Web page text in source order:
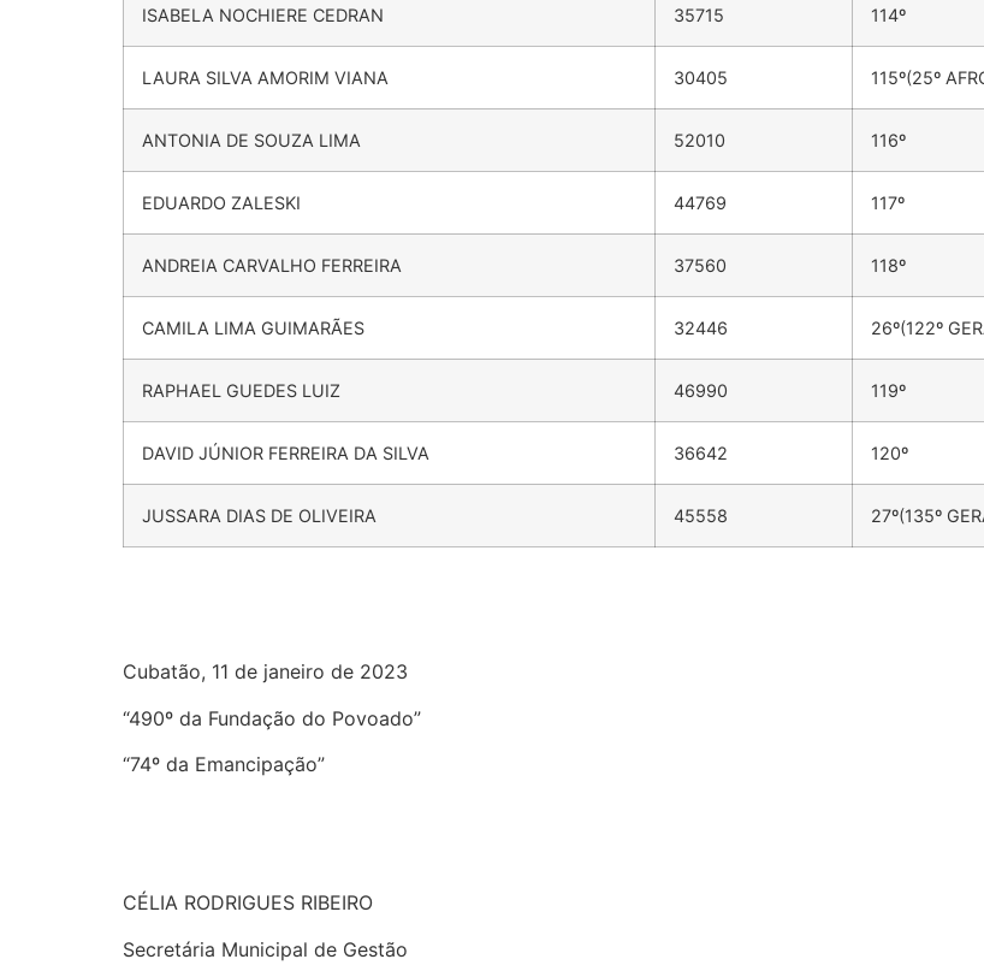
ISABELA NOCHIERE CEDRAN 35715 114º
LAURA SILVA AMORIM VIANA 30405 115º(25º
ANTONIA DE SOUZA LIMA 52010 116º
EDUARDO ZALESKI 44769 117º
ANDREIA CARVALHO FERREIRA 37560 118º
CAMILA LIMA GUIMARÃES 32446 26º(122º
RAPHAEL GUEDES LUIZ 46990 119º
DAVID JÚNIOR FERREIRA DA SILVA 36642 120º
JUSSARA DIAS DE OLIVEIRA 45558 27º(135º
Cubatão, 11 de janeiro de 2023
“490º da Fundação do Povoado”
“74º da Emancipação”
CÉLIA RODRIGUES RIBEIRO
Secretária Municipal de Gestão